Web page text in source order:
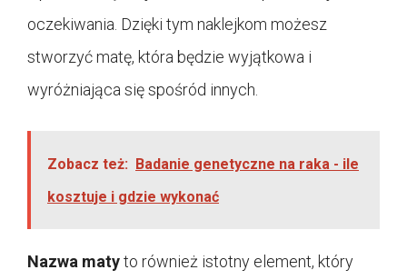
oczekiwania. Dzięki tym naklejkom możesz
stworzyć matę, która będzie wyjątkowa i
wyróżniająca się spośród innych.
Zobacz też: Badanie genetyczne na raka - ile
kosztuje i gdzie wykonać
Nazwa matyto również istotny element, który